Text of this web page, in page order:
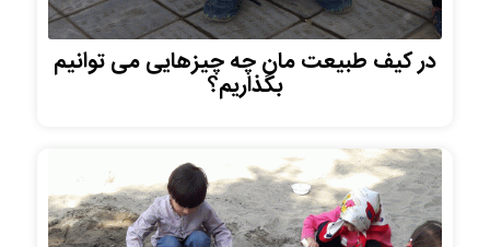
در کیف طبیعت مان چه چیزهایی می توانیم
بگذاریم؟